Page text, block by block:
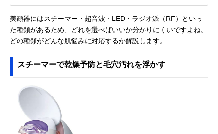
美顔器にはスチーマー・超音波・LED・ラジオ派（RF）といっ
た種類があるため、どれを選べばいいか分かりにくいですよね。
どの種類がどんな肌悩みに対応するか解説します。
スチーマーで乾燥予防と毛穴汚れを浮かす